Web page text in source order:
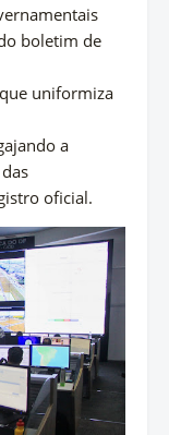
boletim de
uniformiza
a
oficial.